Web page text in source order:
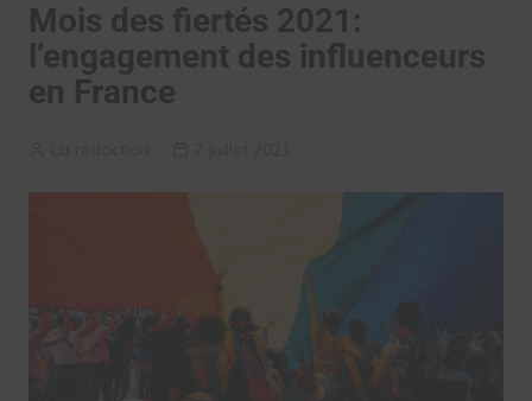
Mois des fiertés 2021:
l’engagement des influenceurs
en France